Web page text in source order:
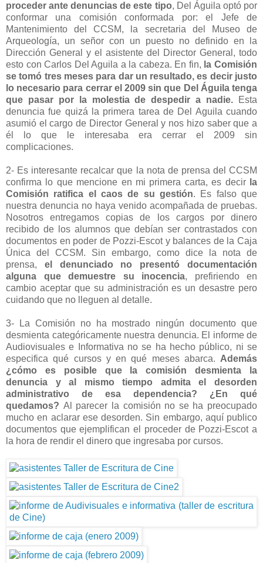
proceder ante denuncias de este tipo, Del Águila optó por
conformar una comisión conformada por: el Jefe de
Mantenimiento del CCSM, la secretaria del Museo de
Arqueología, un señor con un puesto no definido en la
Dirección General y el asistente del Director General, todo
esto con Carlos Del Aguila a la cabeza. En fin, la Comisión
se tomó tres meses para dar un resultado, es decir justo
lo necesario para cerrar el 2009 sin que Del Águila tenga
que pasar por la molestia de despedir a nadie. Esta
denuncia fue quizá la primera tarea de Del Aguila cuando
asumió el cargo de Director General y nos hizo saber que a
él lo que le interesaba era cerrar el 2009 sin
complicaciones.
2- Es interesante recalcar que la nota de prensa del CCSM
confirma lo que mencione en mi primera carta, es decir la
Comisión ratifica el caos de su gestión. Es falso que
nuestra denuncia no haya venido acompañada de pruebas.
Nosotros entregamos copias de los cargos por dinero
recibido de los alumnos que debían ser contrastados con
documentos en poder de Pozzi-Escot y balances de la Caja
Única del CCSM. Sin embargo, como dice la nota de
prensa, el denunciado no presentó documentación
alguna que demuestre su inocencia, prefiriendo en
cambio aceptar que su administración es un desastre pero
cuidando que no lleguen al detalle.
3- La Comisión no ha mostrado ningún documento que
desmienta categóricamente nuestra denuncia. El informe de
Audiovisuales e Informativa no se ha hecho público, ni se
especifica qué cursos y en qué meses abarca. Además
¿cómo es posible que la comisión desmienta la
denuncia y al mismo tiempo admita el desorden
administrativo de esa dependencia? ¿En qué
quedamos? Al parecer la comisión no se ha preocupado
mucho en aclarar ese desorden. Sin embargo, aquí publico
documentos que ejemplifican el proceder de Pozzi-Escot a
la hora de rendir el dinero que ingresaba por cursos.